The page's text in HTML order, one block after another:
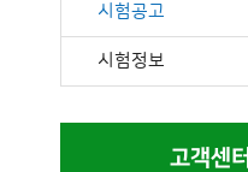
시험공고
시험정보
고객센터